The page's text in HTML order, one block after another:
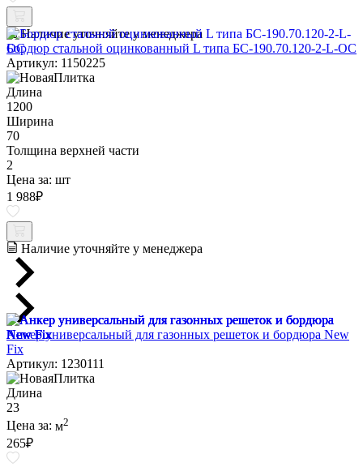
Наличие уточняйте у менеджера
Бордюр стальной оцинкованный L типа БС-190.70.120-2-L-ОС
Артикул: 1150225
Длина
1200
Ширина
70
Толщина верхней части
2
Цена за: шт
1 988₽
Наличие уточняйте у менеджера
Анкер универсальный для газонных решеток и бордюра New
Fix
Артикул: 1230111
Длина
23
Цена за: м2
265₽